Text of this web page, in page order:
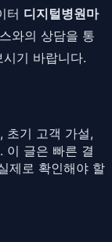
터 디지털병원마
와의 상담을 통
기 바랍니다.
초기 고객 가설,
이 글은 빠른 결
제로 확인해야 할